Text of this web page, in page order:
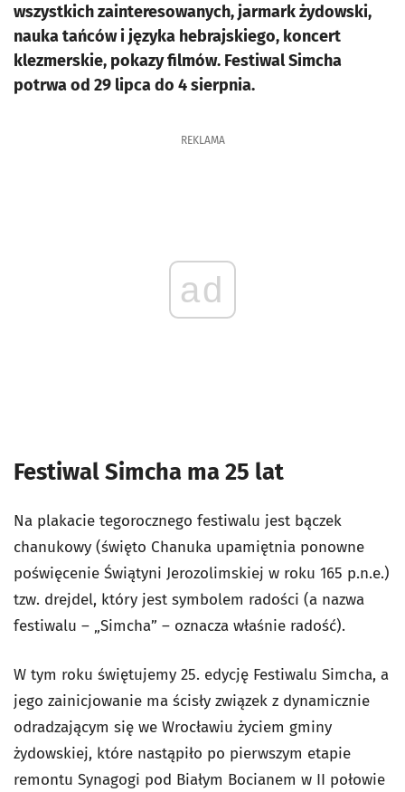
wszystkich zainteresowanych, jarmark żydowski,
nauka tańców i języka hebrajskiego, koncert
klezmerskie, pokazy filmów. Festiwal Simcha
potrwa od 29 lipca do 4 sierpnia.
REKLAMA
ad
Festiwal Simcha ma 25 lat
Na plakacie tegorocznego festiwalu jest bączek
chanukowy (święto Chanuka upamiętnia ponowne
poświęcenie Świątyni Jerozolimskiej w roku 165 p.n.e.)
tzw. drejdel, który jest symbolem radości (a nazwa
festiwalu – „Simcha” – oznacza właśnie radość).
W tym roku świętujemy 25. edycję Festiwalu Simcha, a
jego zainicjowanie ma ścisły związek z dynamicznie
odradzającym się we Wrocławiu życiem gminy
żydowskiej, które nastąpiło po pierwszym etapie
remontu Synagogi pod Białym Bocianem w II połowie